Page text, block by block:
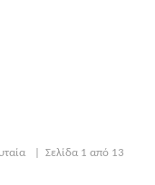
Σελίδα 1 από 13